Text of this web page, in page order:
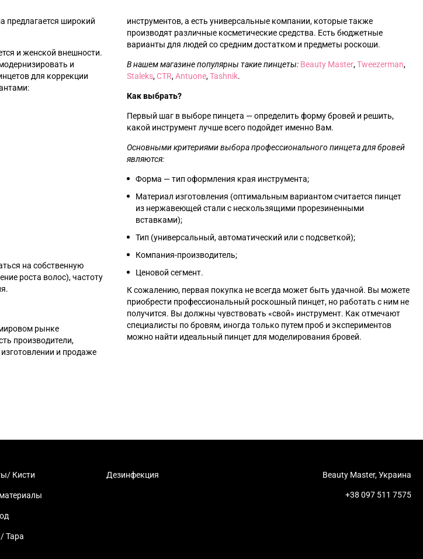
предлагается широкий
и женской внешности.
и
для коррекции
на собственную
роста волос), частоту
рынке
производители,
и продаже
инструментов, а есть универсальные компании, которые также
производят различные косметические средства. Есть бюджетные
варианты для людей со средним достатком и предметы роскоши.
В нашем магазине популярны такие пинцеты: Beauty Master,Tweezerman,
Staleks, CTR,Antuone,Tashnik.
Как выбрать?
Первый шаг в выборе пинцета —определить форму бровей и решить,
какой инструмент лучше всего подойдет именно Вам.
Основными критериями выбора профессионального пинцета для бровей
являются:
Форма —тип оформления края инструмента;
Материал изготовления (оптимальным вариантом считается пинцет
из нержавеющей стали с нескользящими прорезиненными
вставками);
Тип (универсальный, автоматический или с подсветкой);
Компания-производитель;
Ценовой сегмент.
К сожалению, первая покупка не всегда может быть удачной. Вы можете
приобрести профессиональный роскошный пинцет, но работать с ним не
получится. Вы должны чувствовать «свой» инструмент. Как отмечают
специалисты по бровям, иногда только путем проб и экспериментов
можно найти идеальный пинцет для моделирования бровей.
Кисти
Тара
Дезинфекция Beauty Master, Украина
+38 097 511 7575